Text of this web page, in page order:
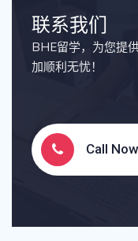
联系我们
BHE留学，为您提
加顺利无忧！
Call